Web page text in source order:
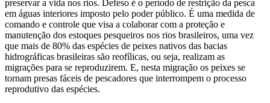
preservar a vida nos rios. Defeso é o período de restrição da pesca
em águas interiores imposto pelo poder público. É uma medida de
comando e controle que visa a colaborar com a proteção e
manutenção dos estoques pesqueiros nos rios brasileiros, uma vez
que mais de 80% das espécies de peixes nativos das bacias
hidrográficas brasileiras são reofílicas, ou seja, realizam as
migrações para se reproduzirem. E, nesta migração os peixes se
tornam presas fáceis de pescadores que interrompem o processo
reprodutivo das espécies.